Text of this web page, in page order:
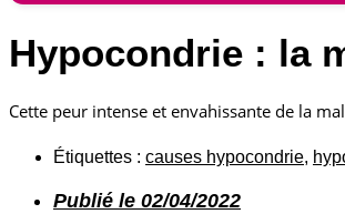
Hypocondrie : la
Cette peur intense et envahissante de la
Étiquettes : causes hypocondrie,
Publié le 02/04/2022